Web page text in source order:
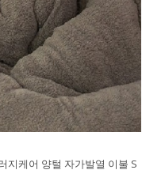
지케어 양털 자가발열 이불 S